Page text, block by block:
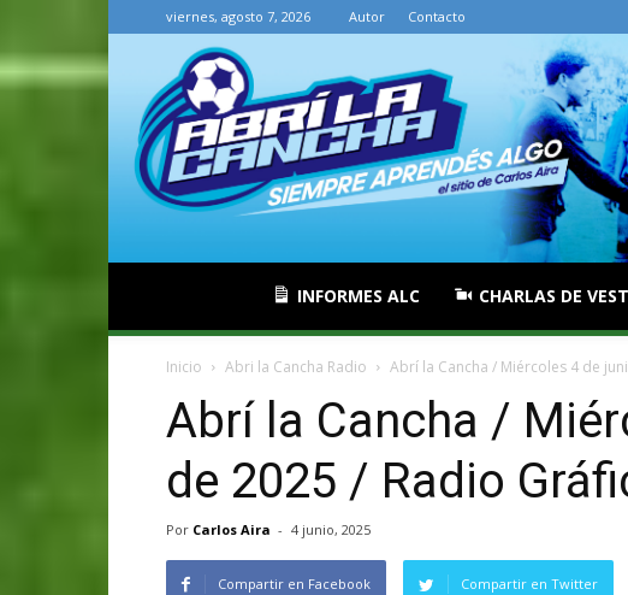
viernes, agosto 7, 2026 Autor Contacto
INFORMES ALC CHARLAS DE
Inicio Abri la Cancha Radio Abrí la Cancha / Miércoles 4 de
Abrí la Cancha /
de 2025 / Radio
Por Carlos Aira - 4 junio, 2025
Compartir en Facebook Compartir en Twitter